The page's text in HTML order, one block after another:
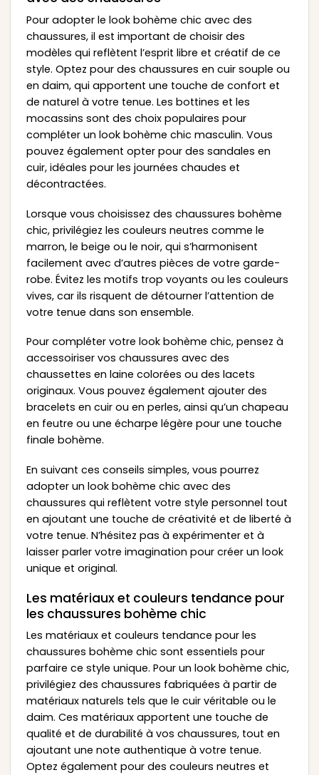
Pour adopter le look bohème chic avec des
chaussures, il est important de choisir des
modèles qui reflètent l’esprit libre et créatif de ce
style. Optez pour des chaussures en cuir souple ou
en daim, qui apportent une touche de confort et
de naturel à votre tenue. Les bottines et les
mocassins sont des choix populaires pour
compléter un look bohème chic masculin. Vous
pouvez également opter pour des sandales en
cuir, idéales pour les journées chaudes et
décontractées.
Lorsque vous choisissez des chaussures bohème
chic, privilégiez les couleurs neutres comme le
marron, le beige ou le noir, qui s’harmonisent
facilement avec d’autres pièces de votre garde-
robe. Évitez les motifs trop voyants ou les couleurs
vives, car ils risquent de détourner l’attention de
votre tenue dans son ensemble.
Pour compléter votre look bohème chic, pensez à
accessoiriser vos chaussures avec des
chaussettes en laine colorées ou des lacets
originaux. Vous pouvez également ajouter des
bracelets en cuir ou en perles, ainsi qu’un chapeau
en feutre ou une écharpe légère pour une touche
finale bohème.
En suivant ces conseils simples, vous pourrez
adopter un look bohème chic avec des
chaussures qui reflètent votre style personnel tout
en ajoutant une touche de créativité et de liberté à
votre tenue. N’hésitez pas à expérimenter et à
laisser parler votre imagination pour créer un look
unique et original.
Les matériaux et couleurs tendance pour
les chaussures bohème chic
Les matériaux et couleurs tendance pour les
chaussures bohème chic sont essentiels pour
parfaire ce style unique. Pour un look bohème chic,
privilégiez des chaussures fabriquées à partir de
matériaux naturels tels que le cuir véritable ou le
daim. Ces matériaux apportent une touche de
qualité et de durabilité à vos chaussures, tout en
ajoutant une note authentique à votre tenue.
Optez également pour des couleurs neutres et